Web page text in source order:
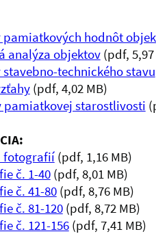
pamiatkových hodnôt
analýza objektov(pdf, 5,97
stavebno-technického stavu
(pdf, 4,02 MB)
pamiatkovej starostlivosti
fotografií(pdf, 1,16 MB)
č. 1-40(pdf, 8,01 MB)
č. 41-80(pdf, 8,76 MB)
č. 81-120(pdf, 8,72 MB)
č. 121-156(pdf, 7,41 MB)